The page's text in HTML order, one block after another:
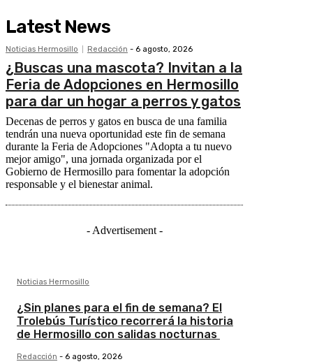
Latest News
Noticias Hermosillo Redacción - 6 agosto, 2026
¿Buscas una mascota? Invitan a la
Feria de Adopciones en Hermosillo
para dar un hogar a perros y gatos
Decenas de perros y gatos en busca de una familia
tendrán una nueva oportunidad este fin de semana
durante la Feria de Adopciones "Adopta a tu nuevo
mejor amigo", una jornada organizada por el
Gobierno de Hermosillo para fomentar la adopción
responsable y el bienestar animal.
- Advertisement -
Noticias Hermosillo
¿Sin planes para el fin de semana? El
Trolebús Turístico recorrerá la historia
de Hermosillo con salidas nocturnas
Redacción - 6 agosto, 2026